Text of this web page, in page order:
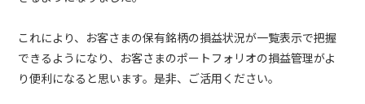
これにより、お客さまの保有銘柄の損益状況が一覧表示で把握
できるようになり、お客さまのポートフォリオの損益管理がよ
り便利になると思います。是非、ご活用ください。